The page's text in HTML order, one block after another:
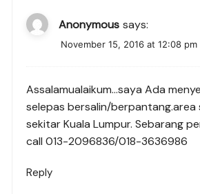
Anonymous says:
November 15, 2016 at 12:08 pm
Assalamualaikum…saya Ada
selepas bersalin/
sekitar Kuala Lumpur. Sebarang
call 013-2096836/018-3636986
Reply